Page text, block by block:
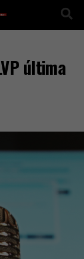
última